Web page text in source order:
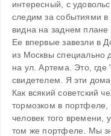
интересный, с
следим за событиями
видна на заднем плане
Ее впервые завезли в
из Москвы специально
на ул. Артема. Это,
свидетелем. Я эти дома
Как всякий советский
тормозком в портфеле,
человек того времени,
том же портфеле. Мы